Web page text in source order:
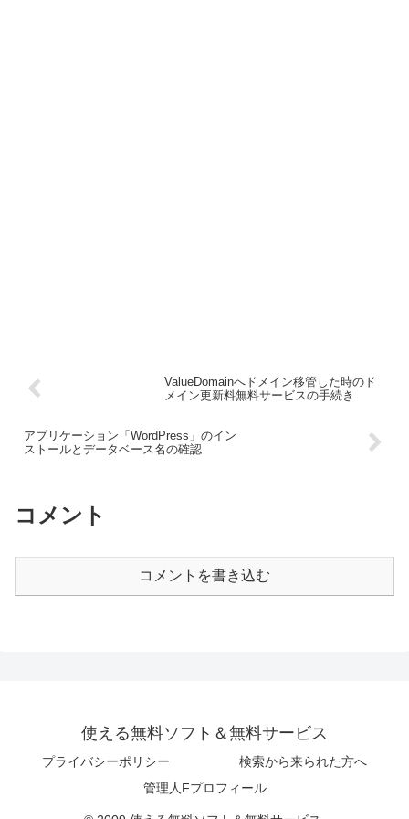
ValueDomainへドメイン移管した時のド
メイン更新料無料サービスの手続き
アプリケーション「WordPress」のイン
ストールとデータベース名の確認
コメント
コメントを書き込む
使える無料ソフト＆無料サービス
プライバシーポリシー
検索から来られた方へ
管理人Fプロフィール